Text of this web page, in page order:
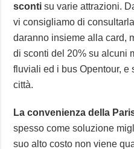
sconti su varie attrazioni.
vi consigliamo di
daranno insieme alla card,
di sconti del 20% su alcuni
fluviali ed i bus Opentour, e
città.
La convenienza della
spesso come soluzione
suo alto costo non viene